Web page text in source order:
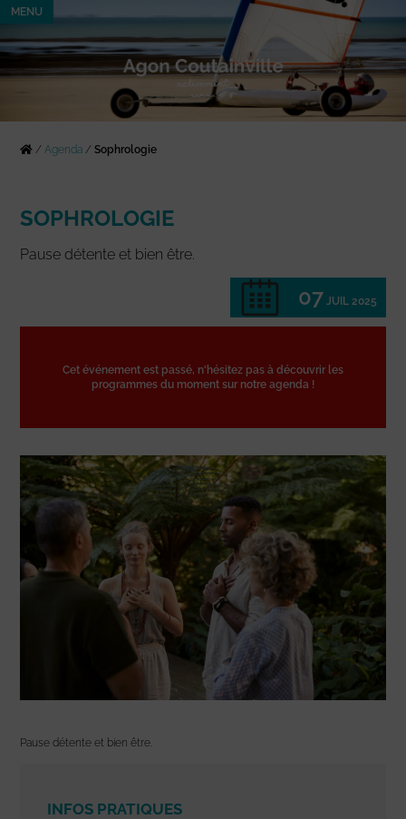
MENU
/Agenda /Sophrologie
SOPHROLOGIE
Pause détente et bien être.
07 JUIL 2025
Cet événement est passé, n'hésitez pas à découvrir les
programmes du moment sur notre agenda !
Pause détente et bien être.
INFOS PRATIQUES